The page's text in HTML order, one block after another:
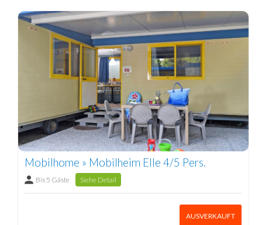
Mobilhome » Mobilheim Elle 4/5 Pers.
Bis 5 Gäste Siehe Detail
AUSVERKAUFT